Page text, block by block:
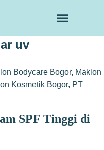
uv
Bodycare Bogor, Maklon
Kosmetik Bogor, PT
SPF Tinggi di